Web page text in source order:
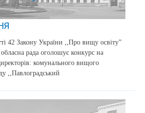
42 Закону України ,,Про вищу освіту”
рада оголошує конкурс на
комунального вищого
,,Павлоградський